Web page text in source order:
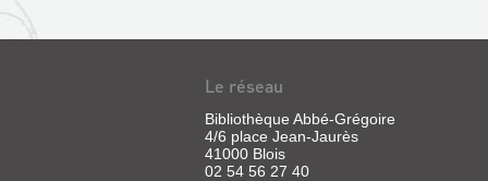
Le réseau
Bibliothèque Abbé-Grégoire
4/6 place Jean-Jaurès
41000 Blois
02 54 56 27 40